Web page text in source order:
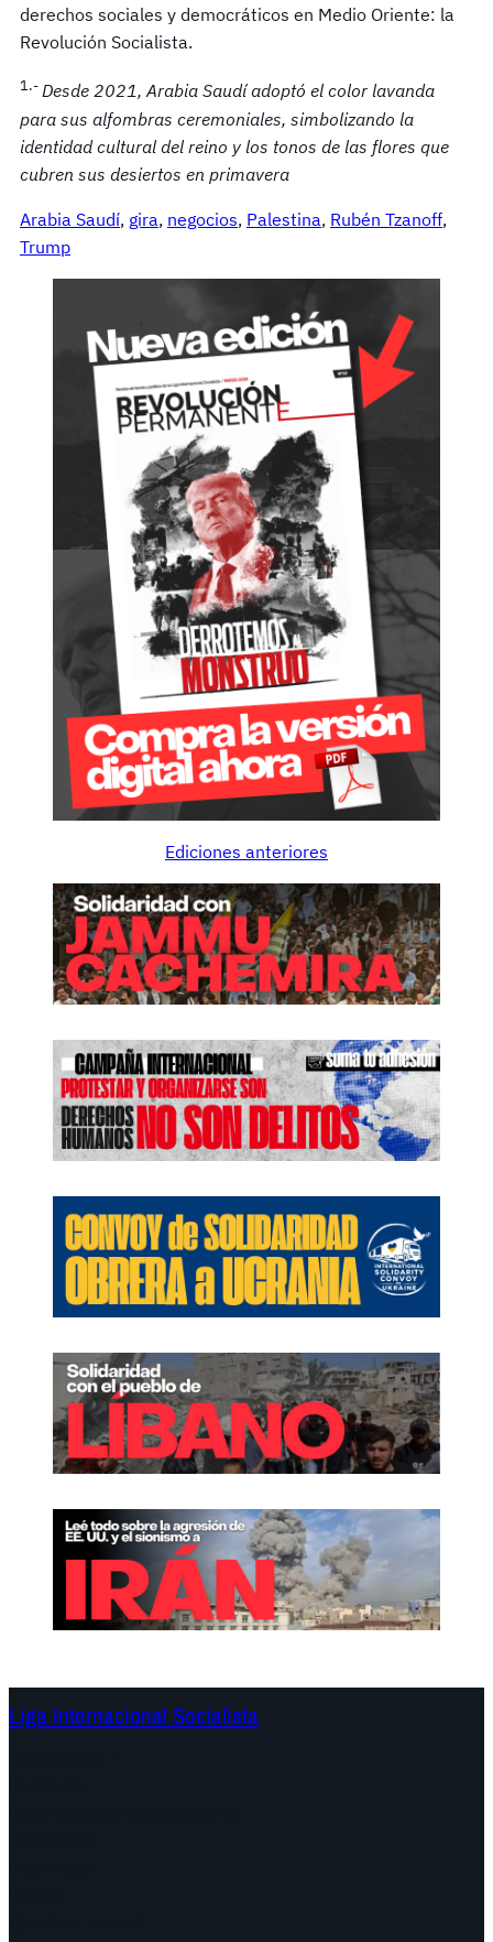
derechos sociales y democráticos en Medio Oriente: la
Revolución Socialista.
1.-Desde 2021, Arabia Saudí adoptó el color lavanda
para sus alfombras ceremoniales, simbolizando la
identidad cultural del reino y los tonos de las flores que
cubren sus desiertos en primavera
Arabia Saudí, gira, negocios, Palestina, Rubén Tzanoff
Trump
Ediciones anteriores
Liga Internacional Socialista